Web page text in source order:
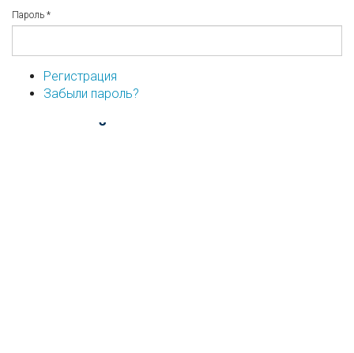
Пароль *
Регистрация
Забыли пароль?
...или войдите используя